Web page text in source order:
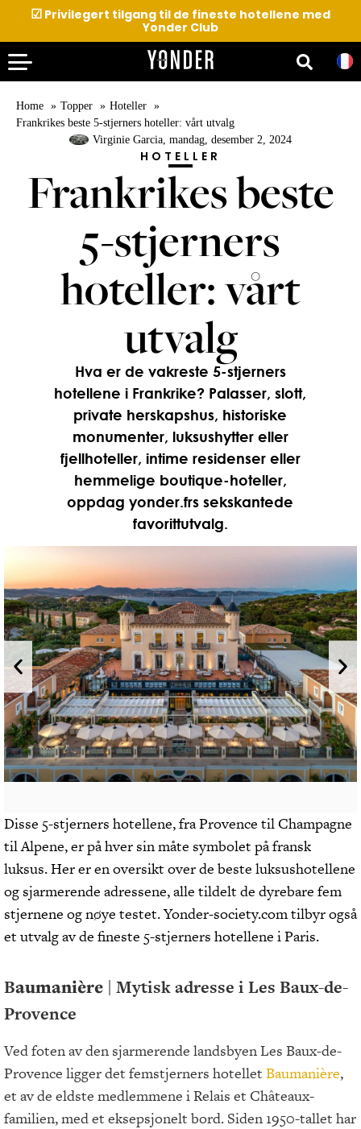
☑ Privilegert tilgang til de fineste hotellene med
Yonder Club
Home Topper
Hoteller
Frankrikes beste 5-stjerners hoteller: vårt utvalg
Virginie Garcia, mandag, desember 2, 2024
HOTELLER
Frankrikes beste
5-stjerners
hoteller: vårt
utvalg
Hva er de vakreste 5-stjerners
hotellene i Frankrike? Palasser, slott,
private herskapshus, historiske
monumenter, luksushytter eller
fjellhoteller, intime residenser eller
hemmelige boutique-hoteller,
oppdag yonder.frs sekskantede
favorittutvalg.
Disse 5-stjerners hotellene, fra Provence til Champagne
til Alpene, er på hver sin måte symbolet på fransk
luksus. Her er en oversikt over de beste luksushotellene
og sjarmerende adressene, alle tildelt de dyrebare fem
stjernene og nøye testet. Yonder-society.com tilbyr også
et utvalg av de fineste 5-stjerners hotellene i Paris.
Baumanière | Mytisk adresse i Les Baux-de-
Provence
Ved foten av den sjarmerende landsbyen Les Baux-de-
Provence ligger det femstjerners hotellet Baumanière,
et av de eldste medlemmene i Relais et Châteaux-
familien, med et eksepsjonelt bord. Siden 1950-tallet har